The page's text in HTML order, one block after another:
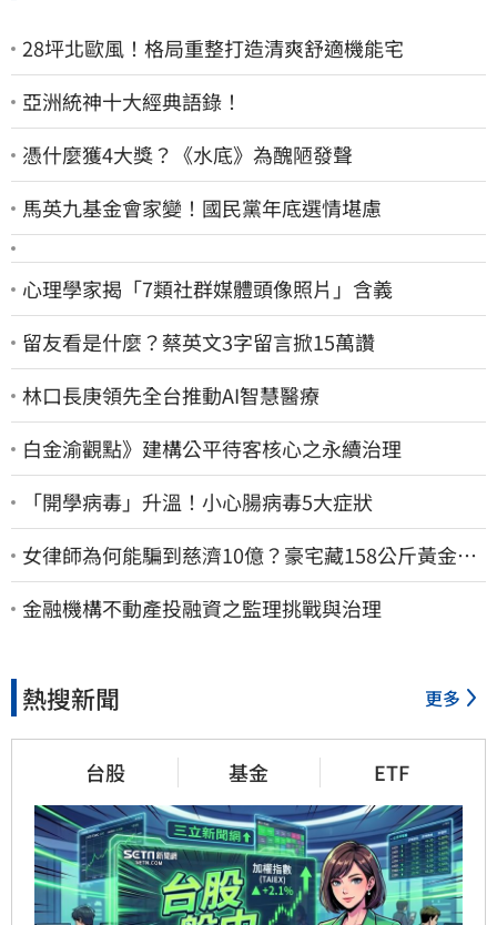
28坪北歐風！格局重整打造清爽舒適機能宅
亞洲統神十大經典語錄！
憑什麼獲4大獎？《水底》為醜陋發聲
馬英九基金會家變！國民黨年底選情堪慮
心理學家揭「7類社群媒體頭像照片」含義
留友看是什麼？蔡英文3字留言掀15萬讚
林口長庚領先全台推動AI智慧醫療
白金渝觀點》建構公平待客核心之永續治理
「開學病毒」升溫！小心腸病毒5大症狀
女律師為何能騙到慈濟10億？豪宅藏158公斤黃金
李怡貞驚曝背後身分
金融機構不動產投融資之監理挑戰與治理
熱搜新聞 更多
台股 基金 ETF